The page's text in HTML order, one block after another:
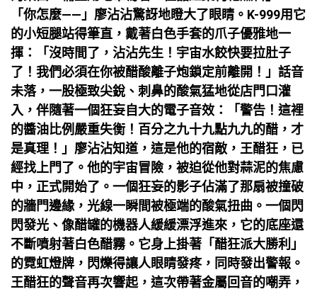
「你怎麼——」廖沾沾驚訝地瞪大了眼睛。K-999用它
的小短腿站得筆直，戴著白色手套的爪子優雅地一
揮：「沒時間了，沾沾先生！宇宙水餃快要拉肚子
了！我們必須在你被醋酸離子炮鎖定前離開！」話音
未落，一股極致尖銳、刺鼻的酸氣猛地從店門口灌
入，伴隨著一個狂妄自大的電子音效：「警告！這裡
的醬油比例嚴重失衡！百分之九十九點九九的醋，才
是真理！」廖沾沾知道，這是他的宿敵，王醋狂，已
經找上門了。他的宇宙冒險，被迫從他對蒜泥的焦慮
中，正式開始了。一個狂妄的影子佔滿了那扇被撞破
的牆門邊緣，光線一瞬間被極端的酸氣扭曲。一個閃
閃發光、像醋罐的機器人緩緩漂浮進來，它的底座還
不斷噴射著白色醋霧。它身上掛著「醋狂派大勝利」
的霓虹燈牌，閃爍得讓人眼睛發疼，同時發出警報。
王醋狂的聲音再次響起，這次帶著金屬回音的嘲弄，